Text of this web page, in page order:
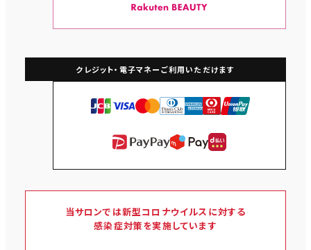
クレジット・電子マネーご利用いただけます
当サロンでは新型コロナウイルスに対する
感染症対策を実施しています